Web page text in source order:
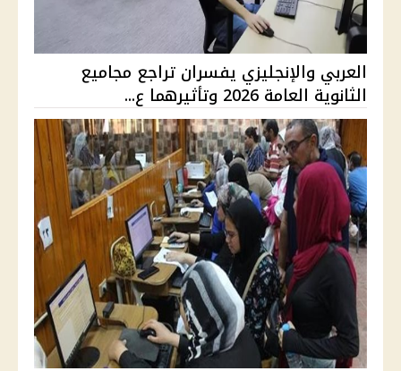
العربي والإنجليزي يفسران تراجع مجاميع
الثانوية العامة 2026 وتأثيرهما ع...